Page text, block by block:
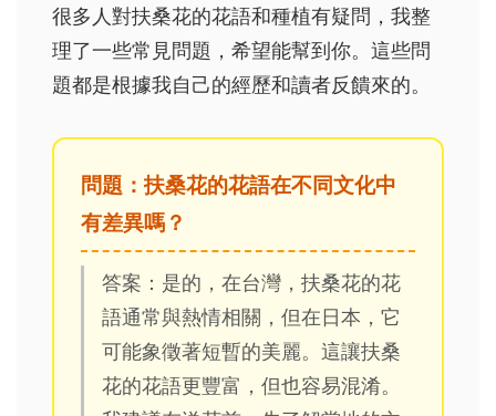
很多人對扶桑花的花語和種植有疑問，我整
理了一些常見問題，希望能幫到你。這些問
題都是根據我自己的經歷和讀者反饋來的。
問題：扶桑花的花語在不同文化中
有差異嗎？
答案：是的，在台灣，扶桑花的花
語通常與熱情相關，但在日本，它
可能象徵著短暫的美麗。這讓扶桑
花的花語更豐富，但也容易混淆。